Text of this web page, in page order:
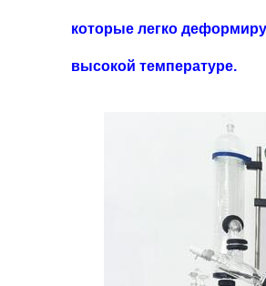
которые легко
высокой температуре.